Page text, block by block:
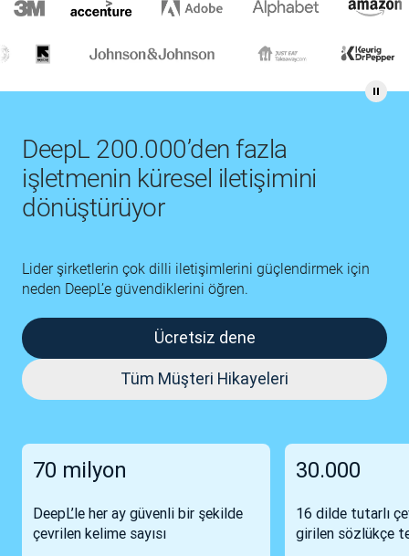
DeepL 200.000’den fazla
işletmenin küresel iletişimini
dönüştürüyor
Lider şirketlerin çok dilli iletişimlerini güçlendirmek için
neden DeepL’e güvendiklerini öğren.
Ücretsiz dene
Tüm Müşteri Hikayeleri
70 milyon
DeepL’le her ay güvenli bir şekilde
çevrilen kelime sayısı
30.000
16 dilde tutarlı
girilen sözlükçe